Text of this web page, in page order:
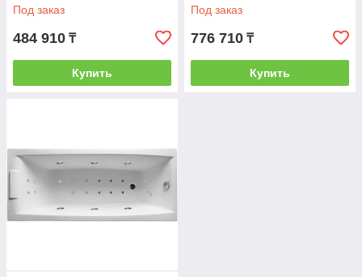
Под заказ
484 910 ₸
Купить
спина + дно)
Под заказ
776 710 ₸
Купить